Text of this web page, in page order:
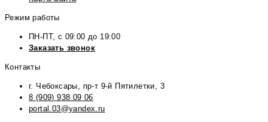
Режим работы
ПН-ПТ, с 09:00 до 19:00
Заказать звонок
Контакты
г. Чебоксары, пр-т 9-й Пятилетки, 3
8 (909) 938 09 06
portal.03@yandex.ru